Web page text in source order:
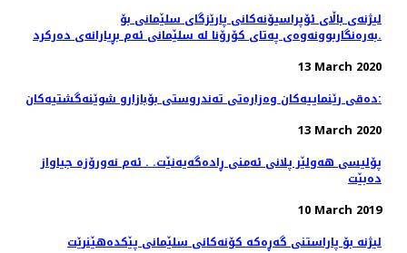
لیژنەی باڵای ئۆپراسیۆنەكانی پارێزگای سلێمانی بۆ
بەرەنگاربوونەوەی پەتای كۆرۆنا لە سلێمانی ئەم بڕیارانەی دەرکرد.
13 March 2020
دەقی رێنماییەكان وەزارەتی تەندروستی بۆبازارو شوێنەگشتیەکان:
13 March 2020
پۆلیسی هەولێر پلانی ئەمنی ڕادەگەیەنێت. . ئەم نەورۆزە جیاواز
دەبێت
10 March 2019
لیژنە بۆ پاراستنی گەڕەكە كۆنەكانی سلێمانی پێكدەهێنرێت